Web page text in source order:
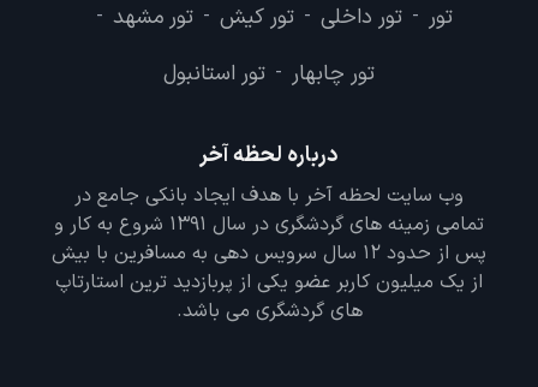
تور - تور داخلی - تور کیش - تور مشهد -
تور چابهار - تور استانبول
درباره لحظه آخر
وب سایت لحظه آخر با هدف ایجاد بانکی جامع در
تمامی زمینه های گردشگری در سال 1391 شروع به کار و
پس از حدود 12 سال سرویس دهی به مسافرین با بیش
از یک میلیون کاربر عضو یکی از پربازدید ترین استارتاپ
های گردشگری می باشد.